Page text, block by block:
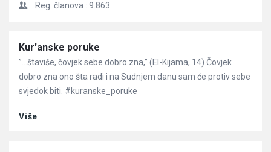
Reg. članova : 9.863
Članci
Kur'anske poruke
”…štaviše, čovjek sebe dobro zna,” (El-Kijama, 14) Čovjek
dobro zna ono šta radi i na Sudnjem danu sam će protiv sebe
svjedok biti. #kuranske_poruke
Više